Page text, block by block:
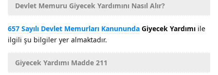
Devlet Memuru Giyecek Yardımını Nasıl Alır?
657 Sayılı Devlet Memurları Kanununda Giyecek Yardımı ile
ilgili şu bilgiler yer almaktadır.
Giyecek Yardımı Madde 211